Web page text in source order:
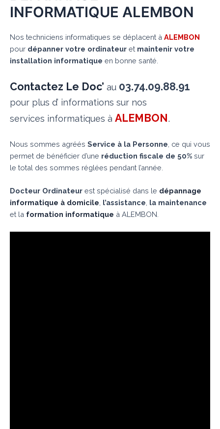
INFORMATIQUE ALEMBON
Nos techniciens informatiques se déplacent à ALEMBON
pour dépanner votre ordinateur et maintenir votre
installation informatique en bonne santé.
Contactez Le Doc’ au 03.74.09.88.91
pour plus d’ informations sur nos
services informatiques à ALEMBON.
Nous sommes agréés Service à la Personne , ce qui vous
permet de bénéficier d’une réduction fiscale de 50% sur
le total des sommes réglées pendant l’année.
Docteur Ordinateur est spécialisé dans le dépannage
informatique à domicile l’assistance la maintenance
et la formation informatique à ALEMBON.